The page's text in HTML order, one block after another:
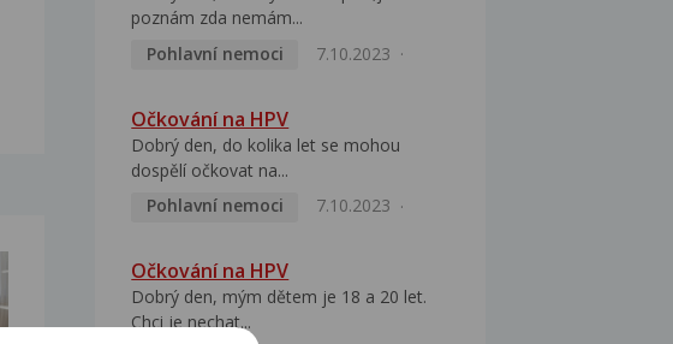
poznám zda nemám...
Pohlavní nemoci
7.10.2023
Očkování na HPV
Dobrý den, do kolika let se mohou
dospělí očkovat na...
Pohlavní nemoci
7.10.2023
Očkování na HPV
Dobrý den, mým dětem je 18 a 20 let.
Chci je nechat...